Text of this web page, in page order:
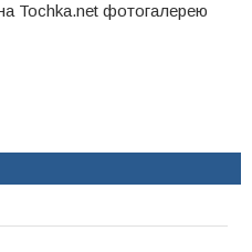
Tochka.net фотогалерею